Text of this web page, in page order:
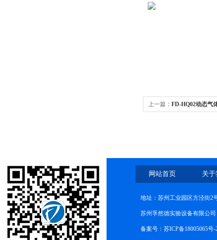
上一篇： FD-HQ02动态气
网站首页 关
地址：苏州工业园区方泾街2
苏州孚然德实验设备有限公司
备案号：苏ICP备18005065号-